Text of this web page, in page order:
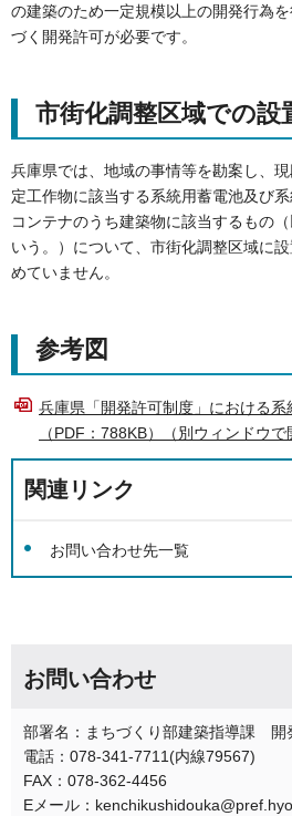
の建築のため一定規模以上の開発行為
づく開発許可が必要です。
市街化調整区域での設
兵庫県では、地域の事情等を勘案し、
定工作物に該当する系統用蓄電池及び
コンテナのうち建築物に該当するもの
いう。）について、市街化調整区域に
めていません。
参考図
兵庫県「開発許可制度」における
（PDF：788KB）（別ウィンドウで
関連リンク
お問い合わせ先一覧
お問い合わせ
部署名：まちづくり部建築指導課 開
電話：078-341-7711(内線79567)
FAX：078-362-4456
Eメール：